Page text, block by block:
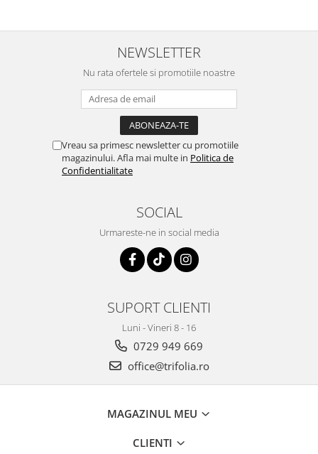
Înțepături de insecte
NEWSLETTER
Nu rata ofertele si promotiile noastre
Vreau sa primesc newsletter cu promotiile
magazinului. Afla mai multe in Politica de
Confidentialitate
SOCIAL
Urmareste-ne in social media
SUPORT CLIENTI
Luni - Vineri 8 - 16
0729 949 669
office@trifolia.ro
MAGAZINUL MEU
CLIENTI